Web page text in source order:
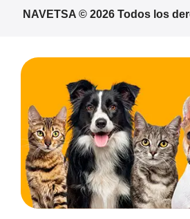
NAVETSA © 2026 Todos los